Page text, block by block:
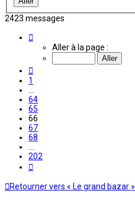
2423 messages
Aller à la page :
1
64
65
66
67
68
202
Retourner vers « Le grand bazar »